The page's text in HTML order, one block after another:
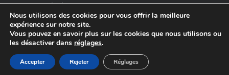
Mentions Légales
Politique de confidentialité
Nous utilisons des cookies pour vous offrir la meilleure
expérience sur notre site.
Vous pouvez en savoir plus sur les cookies que nous utilisons ou
les désactiver dans réglages.
Accepter Rejeter Réglages